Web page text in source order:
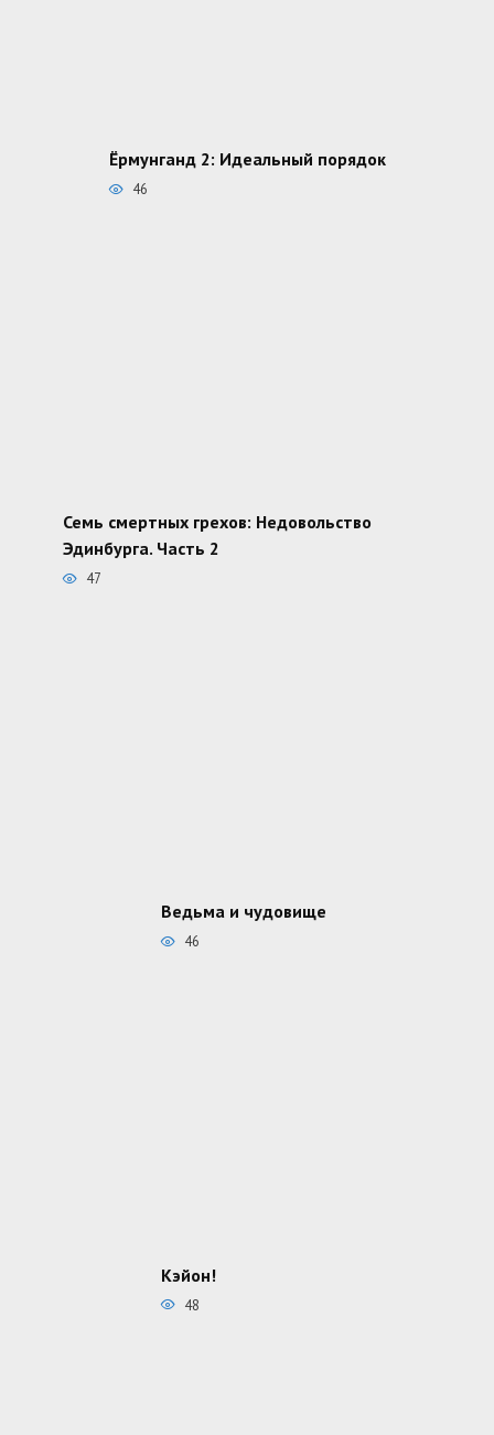
Ёрмунганд 2: Идеальный порядок
46
Семь смертных грехов: Недовольство
Эдинбурга. Часть 2
47
Ведьма и чудовище
46
Кэйон!
48